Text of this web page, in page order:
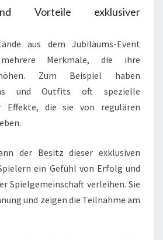
Vorteile exklusiver
aus dem Jubiläums-Event
Merkmale, die ihre
Zum Beispiel haben
und Outfits oft spezielle
Effekte, die sie von regulären
der Besitz dieser exklusiven
ein Gefühl von Erfolg und
Spielgemeinschaft verleihen. Sie
und zeigen die Teilnahme am